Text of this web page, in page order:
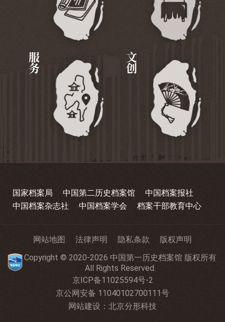
服务 文创
国家档案局 中国第二历史档案馆
中国档案报社
中国档案杂志社
中国档案学会 档案干部教育中心
网站地图 法律声明 隐私条款
版权声明
Copyright © 2020-2026 中国第一历史档案馆 版权所有
All Rights Reserved.
京ICP备11025594号-2
京公网安备 11040102700111号
网站建设 ： 北京分形科技